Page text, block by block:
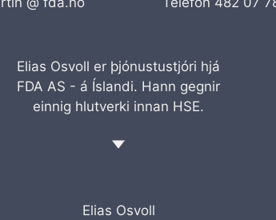
Elias Osvoll er þjónustustjóri hjá
FDA AS - á Íslandi. Hann gegnir
einnig hlutverki innan HSE.
Elias Osvoll